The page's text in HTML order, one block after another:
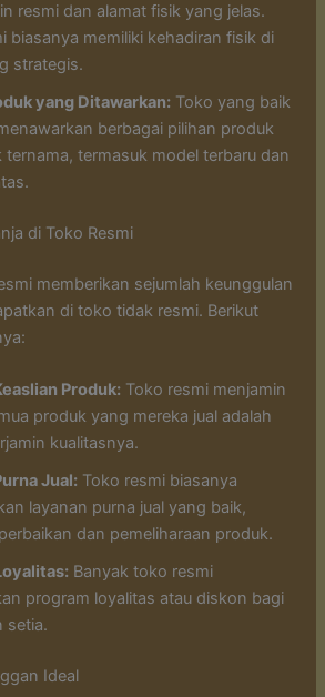
resmi dan alamat fisik yang jelas.
biasanya memiliki kehadiran fisik di
strategis.
yang Ditawarkan: Toko yang baik
berbagai pilihan produk
ternama, termasuk model terbaru dan
di Toko Resmi
memberikan sejumlah keunggulan
di toko tidak resmi. Berikut
Produk: Toko resmi menjamin
produk yang mereka jual adalah
kualitasnya.
Jual: Toko resmi biasanya
layanan purna jual yang baik,
dan pemeliharaan produk.
Banyak toko resmi
program loyalitas atau diskon bagi
setia.
Ideal